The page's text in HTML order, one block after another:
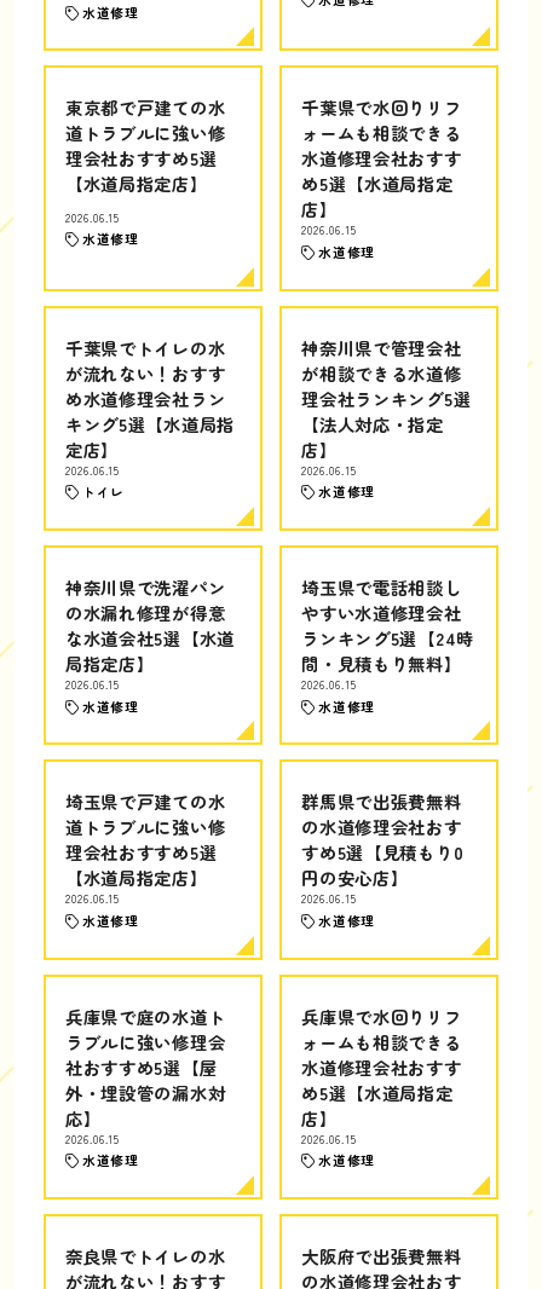
水道修理
東京都で戸建ての水
道トラブルに強い修
理会社おすすめ5選
【水道局指定店】
2026.06.15
水道修理
千葉県で水回りリフ
ォームも相談できる
水道修理会社おすす
め5選【水道局指定
店】
2026.06.15
水道修理
千葉県でトイレの水
が流れない！おすす
め水道修理会社ラン
キング5選【水道局指
定店】
2026.06.15
トイレ
神奈川県で管理会社
が相談できる水道修
理会社ランキング5選
【法人対応・指定
店】
2026.06.15
水道修理
神奈川県で洗濯パン
の水漏れ修理が得意
な水道会社5選【水道
局指定店】
2026.06.15
水道修理
埼玉県で電話相談し
やすい水道修理会社
ランキング5選【24時
間・見積もり無料】
2026.06.15
水道修理
埼玉県で戸建ての水
道トラブルに強い修
理会社おすすめ5選
【水道局指定店】
2026.06.15
水道修理
群馬県で出張費無料
の水道修理会社おす
すめ5選【見積もり0
円の安心店】
2026.06.15
水道修理
兵庫県で庭の水道ト
ラブルに強い修理会
社おすすめ5選【屋
外・埋設管の漏水対
応】
2026.06.15
水道修理
兵庫県で水回りリフ
ォームも相談できる
水道修理会社おすす
め5選【水道局指定
店】
2026.06.15
水道修理
奈良県でトイレの水
が流れない！おすす
大阪府で出張費無料
の水道修理会社おす